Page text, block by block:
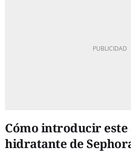
Cómo introducir
hidratante de